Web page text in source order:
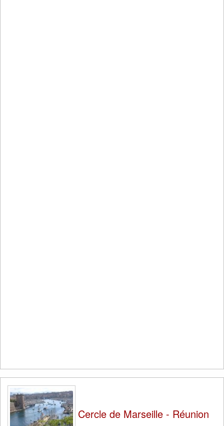
Cercle de Marseille - Réunion